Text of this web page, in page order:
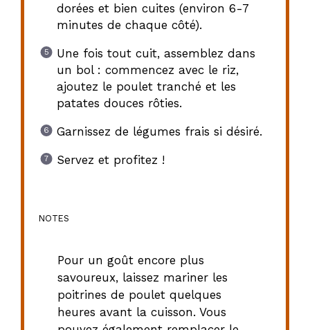
dorées et bien cuites (environ 6-7
minutes de chaque côté).
Une fois tout cuit, assemblez dans
un bol : commencez avec le riz,
ajoutez le poulet tranché et les
patates douces rôties.
Garnissez de légumes frais si désiré.
Servez et profitez !
NOTES
Pour un goût encore plus
savoureux, laissez mariner les
poitrines de poulet quelques
heures avant la cuisson. Vous